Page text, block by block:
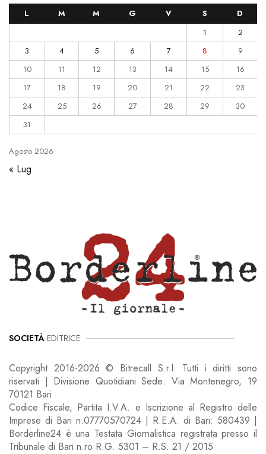
Agosto 2026
L M M G V S
D
1
2
3
4 5 6 7 8
9
10
11 12 13 14 15
16
17
18 19 20 21 22
23
24
25 26 27 28 29
30
31
« Lug
SOCIETÀ EDITRICE
Copyright 2016-2026 © Bitrecall S.r.l. Tutti i diritti sono
riservati | Divisione Quotidiani Sede: Via Montenegro, 19
70121 Bari
Codice Fiscale, Partita I.V.A. e Iscrizione al Registro delle
Imprese di Bari n.07770570724 | R.E.A. di Bari: 580439 |
Borderline24 è una Testata Giornalistica registrata presso il
Tribunale di Bari n.ro R.G. 5301 – R.S. 21 / 2015